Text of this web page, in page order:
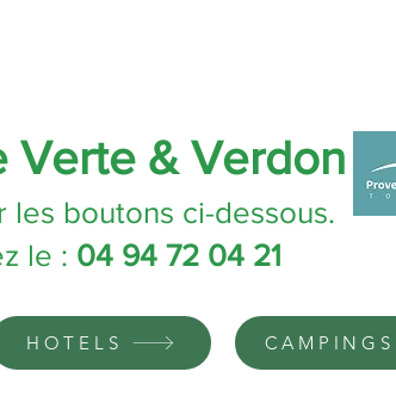
Verte & Verdon
boutons ci-dessous.
le : 04 94 72 04 21
HOTELS CAMPINGS